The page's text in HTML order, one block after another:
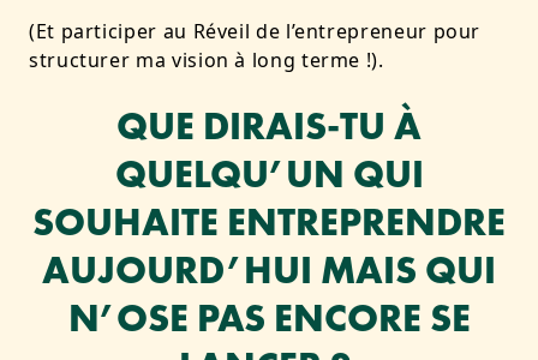
(Et participer au Réveil de l’entrepreneur pour
structurer ma vision à long terme !).
QUE DIRAIS-TU À
QUELQU’UN QUI
SOUHAITE ENTREPRENDRE
AUJOURD’HUI MAIS QUI
N’OSE PAS ENCORE SE